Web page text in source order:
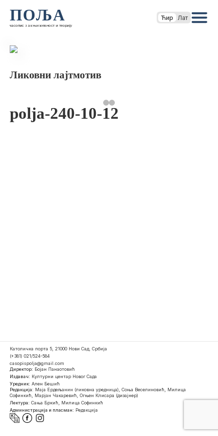
ПОЉА
часопис за књижевност и теорију
Ћир Лат
Ликовни лајтмотив
polja-240-10-12
Католичка порта 5, 21000 Нови Сад, Србија
(+381) 021/524-584
casopispolja@gmail.com
Директор: Бојан Панаотовић
Издавач: Културни центар Новог Сада
Уредник: Ален Бешић
Редакција: Маја Ердељанин (ликовна уредница), Соња Веселиновић, Милица
Софинкић, Марјан Чакаревић, Огњен Клисара (дизајнер)
Лектура: Сања Бркић, Милица Софинкић
Администрација и пласман: Редакција